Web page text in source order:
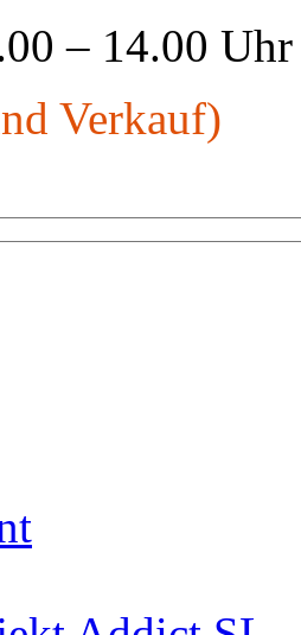
– 14.00 Uhr
Verkauf)